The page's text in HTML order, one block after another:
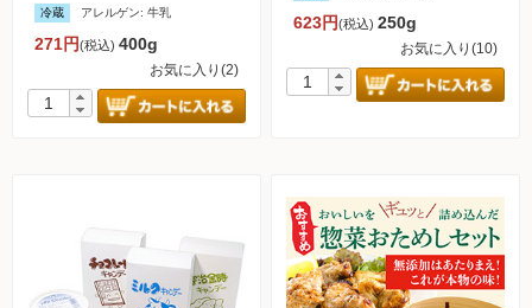
パン・蜂蜜・ジャム他
肉類
冷蔵 アレルゲン: 牛乳
271円(税込) 400g
お気に入り(2)
623円(税込)250g
お気に入り(10)